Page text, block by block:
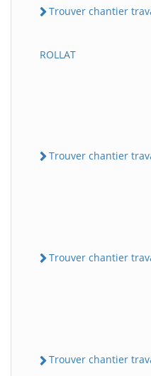
Trouver chantier
ROLLAT
Trouver chantier
Trouver chantier
Trouver chantier